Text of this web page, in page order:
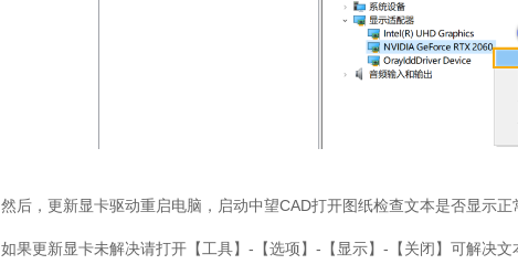
然后，更新显卡驱动重启电脑，启动中望CAD打开图纸检查文本是否显示正
如果更新显卡未解决请打开【工具】 - 【选项】 - 【显示】 - 【关闭】可解决文